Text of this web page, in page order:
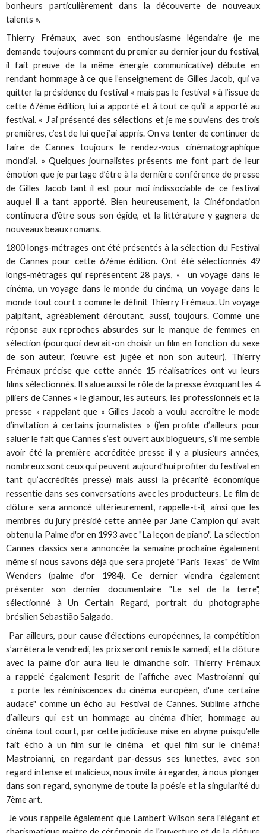
bonheurs particulièrement dans la découverte de nouveaux
talents ».
Thierry Frémaux, avec son enthousiasme légendaire (je me
demande toujours comment du premier au dernier jour du festival,
il fait preuve de la même énergie communicative) débute en
rendant hommage à ce que l’enseignement de Gilles Jacob, qui va
quitter la présidence du festival « mais pas le festival » à l’issue de
cette 67ème édition, lui a apporté et à tout ce qu’il a apporté au
festival. « J’ai présenté des sélections et je me souviens des trois
premières, c’est de lui que j’ai appris. On va tenter de continuer de
faire de Cannes toujours le rendez-vous cinématographique
mondial. » Quelques journalistes présents me font part de leur
émotion que je partage d’être à la dernière conférence de presse
de Gilles Jacob tant il est pour moi indissociable de ce festival
auquel il a tant apporté. Bien heureusement, la Cinéfondation
continuera d’être sous son égide, et la littérature y gagnera de
nouveaux beaux romans.
1800 longs-métrages ont été présentés à la sélection du Festival
de Cannes pour cette 67ème édition. Ont été sélectionnés 49
longs-métrages qui représentent 28 pays, « un voyage dans le
cinéma, un voyage dans le monde du cinéma, un voyage dans le
monde tout court » comme le définit Thierry Frémaux. Un voyage
palpitant, agréablement déroutant, aussi, toujours. Comme une
réponse aux reproches absurdes sur le manque de femmes en
sélection (pourquoi devrait-on choisir un film en fonction du sexe
de son auteur, l’œuvre est jugée et non son auteur), Thierry
Frémaux précise que cette année 15 réalisatrices ont vu leurs
films sélectionnés. Il salue aussi le rôle de la presse évoquant les 4
piliers de Cannes « le glamour, les auteurs, les professionnels et la
presse » rappelant que « Gilles Jacob a voulu accroître le mode
d’invitation à certains journalistes » (j’en profite d’ailleurs pour
saluer le fait que Cannes s’est ouvert aux blogueurs, s’il me semble
avoir été la première accréditée presse il y a plusieurs années,
nombreux sont ceux qui peuvent aujourd’hui profiter du festival en
tant qu’accrédités presse) mais aussi la précarité économique
ressentie dans ses conversations avec les producteurs. Le film de
clôture sera annoncé ultérieurement, rappelle-t-il, ainsi que les
membres du jury présidé cette année par Jane Campion qui avait
obtenu la Palme d'or en 1993 avec "La leçon de piano". La sélection
Cannes classics sera annoncée la semaine prochaine également
même si nous savons déjà que sera projeté "Paris Texas" de Wim
Wenders (palme d'or 1984). Ce dernier viendra également
présenter son dernier documentaire "Le sel de la terre",
sélectionné à Un Certain Regard, portrait du photographe
brésilien Sebastião Salgado.
Par ailleurs, pour cause d’élections européennes, la compétition
s’arrêtera le vendredi, les prix seront remis le samedi, et la clôture
avec la palme d’or aura lieu le dimanche soir. Thierry Frémaux
a rappelé également l’esprit de l’affiche avec Mastroianni qui
« porte les réminiscences du cinéma européen, d'une certaine
audace" comme un écho au Festival de Cannes. Sublime affiche
d’ailleurs qui est un hommage au cinéma d'hier, hommage au
cinéma tout court, par cette judicieuse mise en abyme puisqu'elle
fait écho à un film sur le cinéma et quel film sur le cinéma!
Mastroianni, en regardant par-dessus ses lunettes, avec son
regard intense et malicieux, nous invite à regarder, à nous plonger
dans son regard, synonyme de toute la poésie et la singularité du
7ème art.
Je vous rappelle également que Lambert Wilson sera l'élégant et